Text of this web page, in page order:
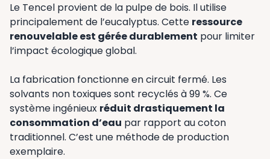
Le Tencel provient de la pulpe de bois. Il utilise
principalement de l’eucalyptus. Cette ressource
renouvelable est gérée durablement pour limiter
l’impact écologique global.
La fabrication fonctionne en circuit fermé. Les
solvants non toxiques sont recyclés à 99 %. Ce
système ingénieux réduit drastiquement la
consommation d’eau par rapport au coton
traditionnel. C’est une méthode de production
exemplaire.